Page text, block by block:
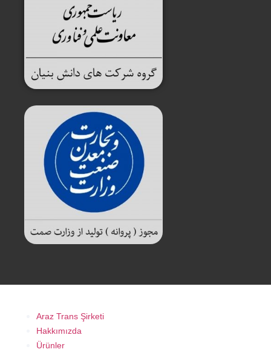
Araz Trans Şirketi
Hakkımızda
Ürünler